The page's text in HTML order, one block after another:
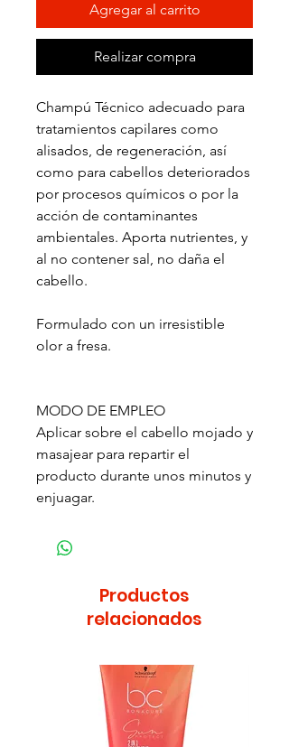
Agregar al carrito
Realizar compra
Champú Técnico adecuado para
tratamientos capilares como
alisados, de regeneración, así
como para cabellos deteriorados
por procesos químicos o por la
acción de contaminantes
ambientales. Aporta nutrientes, y
al no contener sal, no daña el
cabello.
Formulado con un irresistible
olor a fresa.
MODO DE EMPLEO
Aplicar sobre el cabello mojado y
masajear para repartir el
producto durante unos minutos y
enjuagar.
Productos
relacionados